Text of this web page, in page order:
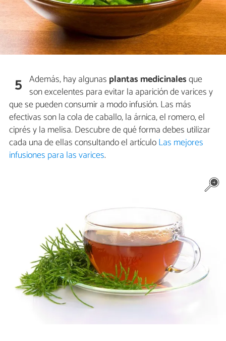
5 Además, hay algunas plantas medicinalesque
son excelentes para evitar la aparición de varices y
que se pueden consumir a modo infusión. Las más
efectivas son la cola de caballo, la árnica, el romero, el
ciprés y la melisa. Descubre de qué forma debes utilizar
cada una de ellas consultando el artículoLas mejores
infusiones para las varices.